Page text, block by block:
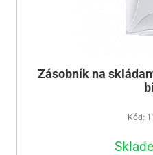
Zásobník na
Kód: